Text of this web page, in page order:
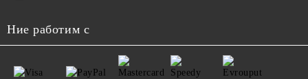
Ние работим с